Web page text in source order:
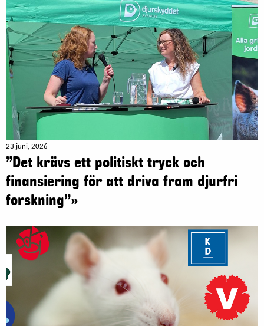
23 juni, 2026
”Det krävs ett politiskt tryck och
finansiering för att driva fram djurfri
forskning”»